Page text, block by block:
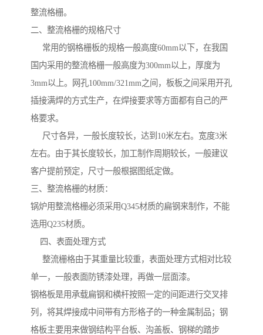
整流格栅。
二、整流格栅的规格尺寸
常用的钢格栅板的规格一般高度60mm以下，在我国
国内采用的整流格栅一般高度为300mm以上，厚度为
3mm以上。网孔100mm/321mm之间，板板之间采用开孔
插接满焊的方式生产，在焊接要求等方面都有自己的严
格要求。
尺寸各异，一般长度较长，达到10米左右。宽度3米
左右。由于其长度较长，加工制作周期较长，一般建议
客户提前预定，尺寸一般根据图纸定做。
三、整流格栅的材质：
锅炉用整流格栅必须采用Q345材质的扁钢来制作，不能
选用Q235材质。
四、表面处理方式
整流栅格由于其重量比较重，表面处理方式相对比较
单一，一般表面防锈漆处理，再做一层面漆。
钢格板是用承载扁钢和横杆按照一定的间距进行交叉排
列，将其焊接成中间带有方形格子的一种金属制品；钢
格板主要用来做钢结构平台板、沟盖板、钢梯的踏步